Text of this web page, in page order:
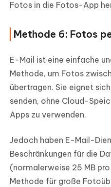
Fotos in die Fotos-App
Methode 6: Fotos
E-Mail ist eine einfache
Methode, um Fotos
übertragen. Sie eignet
senden, ohne Cloud-
Apps zu verwenden.
Jedoch haben E-Mail-
Beschränkungen für die
(normalerweise 25 MB
Methode für große